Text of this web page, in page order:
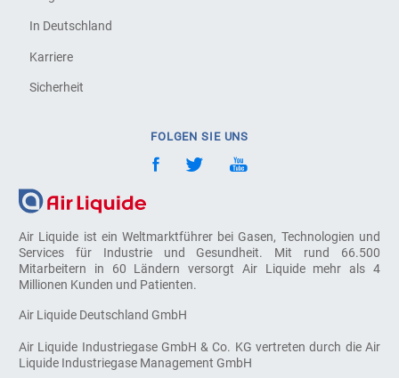
Air Liquide ist ein Weltmarktführer bei Gasen, Technologien und
Services für Industrie und Gesundheit. Mit rund 66.500
Mitarbeitern in 60 Ländern versorgt Air Liquide mehr als 4
Millionen Kunden und Patienten.
Air Liquide Deutschland GmbH
Air Liquide Industriegase GmbH & Co. KG vertreten durch die Air
Liquide Industriegase Management GmbH
In Deutschland
Karriere
Sicherheit
FOLGEN SIE UNS